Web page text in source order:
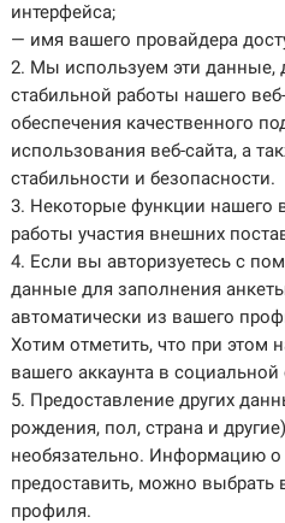
интерфейса;
— имя вашего провайдера
2. Мы используем эти данные,
стабильной работы нашего
обеспечения качественного
использования веб-сайта, а
стабильности и безопасности.
3. Некоторые функции нашего
работы участия внешних
4. Если вы авторизуетесь с
данные для заполнения
автоматически из вашего
Хотим отметить, что при этом
вашего аккаунта в социальной
5. Предоставление других
рождения, пол, страна и
необязательно. Информацию
предоставить, можно выбрать
профиля.